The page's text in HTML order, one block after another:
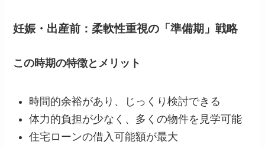
妊娠・出産前：柔軟性重視の「準備期」戦略
この時期の特徴とメリット
時間的余裕があり、じっくり検討できる
体力的負担が少なく、多くの物件を見学可能
住宅ローンの借入可能額が最大